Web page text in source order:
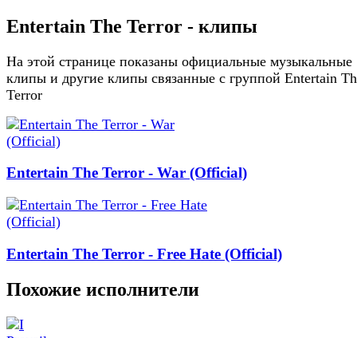
Entertain The Terror - клипы
На этой странице показаны официальные музыкальные
клипы и другие клипы связанные с группой Entertain
Terror
Entertain The Terror - War (Official)
Entertain The Terror - Free Hate (Official)
Похожие исполнители